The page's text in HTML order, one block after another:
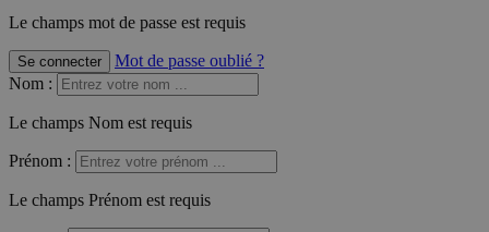
Le champs mot de passe est requis
Se connecter
Mot de passe oublié ?
Nom :
Le champs Nom est requis
Prénom :
Le champs Prénom est requis